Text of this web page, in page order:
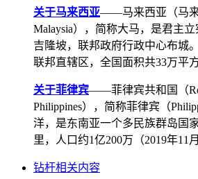
关于马来西亚——马来西亚（马来
Malaysia），简称大马，是君主
吉隆坡，联邦政府行政中心布城
联邦直辖区，全国面积共33万平方
关于菲律宾——菲律宾共和国（
Philippines），简称菲律宾（
洋，是东南亚一个多民族群岛国
里，人口约1亿200万（2019年11月
钻杆相关内容